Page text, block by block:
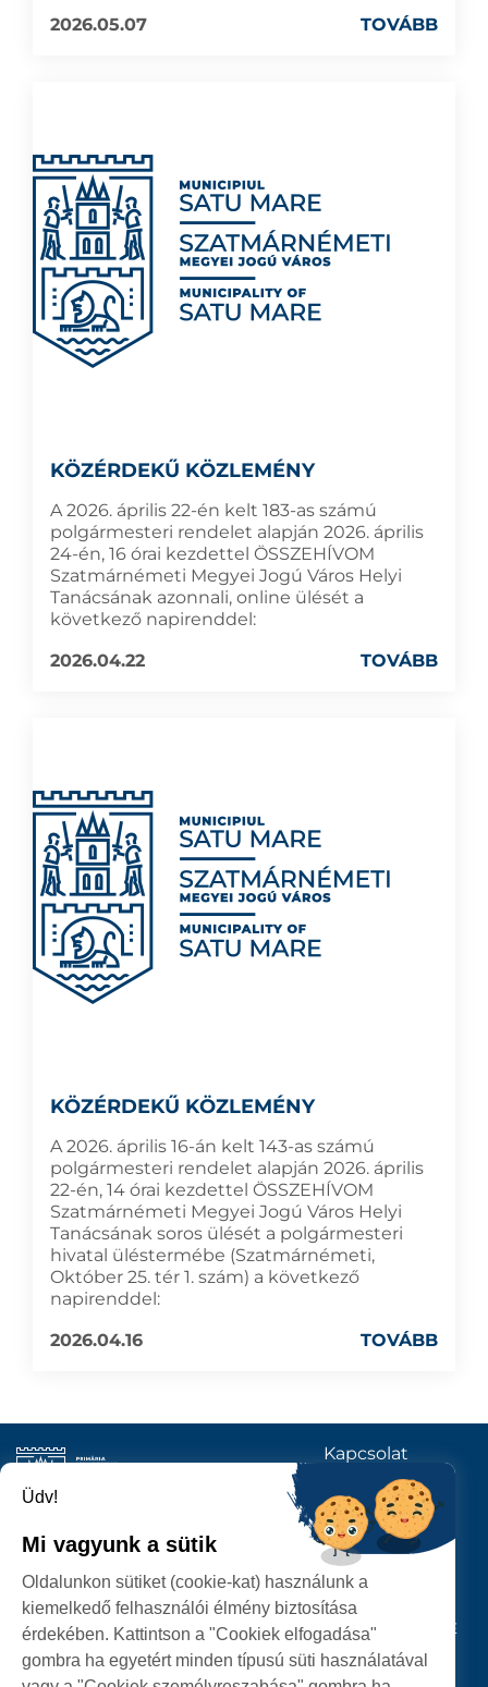
2026.05.07
TOVÁBB
KÖZÉRDEKŰ KÖZLEMÉNY
A 2026. április 22-én kelt 183-as számú
polgármesteri rendelet alapján 2026. április
24-én, 16 órai kezdettel ÖSSZEHÍVOM
Szatmárnémeti Megyei Jogú Város Helyi
Tanácsának azonnali, online ülését a
következő napirenddel:
2026.04.22
TOVÁBB
KÖZÉRDEKŰ KÖZLEMÉNY
A 2026. április 16-án kelt 143-as számú
polgármesteri rendelet alapján 2026. április
22-én, 14 órai kezdettel ÖSSZEHÍVOM
Szatmárnémeti Megyei Jogú Város Helyi
Tanácsának soros ülését a polgármesteri
hivatal üléstermébe (Szatmárnémeti,
Október 25. tér 1. szám) a következő
napirenddel:
2026.04.16
TOVÁBB
SZEMÉLYES ADATOK VÉDELME
SZATMÁRNÉMETI
POLGÁRMESTERI HIVATAL
P-ȚA 25 OCTOMBRIE, NR. 1 CORP M, 440026 SATU MARE
Kapcsolat
KÖVESSENEK
Üdv!
Mi vagyunk a sütik
Oldalunkon sütiket (cookie-kat) használunk a
kiemelkedő felhasználói élmény biztosítása
érdekében. Kattintson a "Cookiek elfogadása"
gombra ha egyetért minden típusú süti használatával